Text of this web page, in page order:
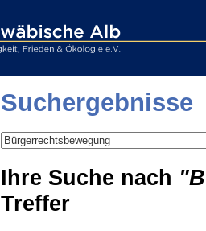
Suchergebnisse
Ihre Suche nach
Treffer